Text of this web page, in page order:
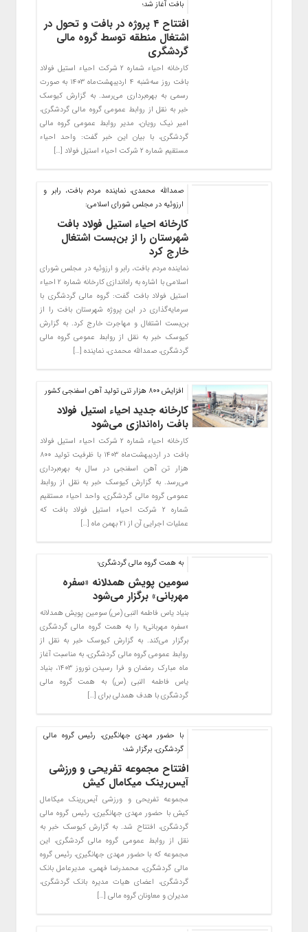
بافت آغاز شد؛
افتتاح ۴ پروژه در بافت و تحول در
اشتغال منطقه توسط گروه مالی
گردشگری
کارخانه احیاء شماره ۲ شرکت احیاء استیل فولاد
بافت روز سه‌شنبه ۴ اردیبهشت‌ماه ۱۴۰۳ به صورت
رسمی به بهره‌برداری می‌رسد. به گزارش کیوسک
خبر به نقل از روابط عمومی گروه مالی گردشگری،
امیر نیک رویان، مدیر روابط عمومی گروه مالی
گردشگری، با بیان این خبر گفت: واحد احیاء
مستقیم شماره ۲ شرکت احیاء استیل فولاد […]
صمدالله محمدی، نماینده مردم بافت، رابر و
ارزوئیه در مجلس شورای اسلامی:
کارخانه احیاء استیل فولاد بافت
شهرستان را از بن‌بست اشتغال
خارج کرد
نماینده مردم بافت، رابر و ارزوئیه در مجلس شورای
اسلامی با اشاره به راه‌اندازی کارخانه شماره ۲ احیاء
استیل فولاد بافت گفت: گروه مالی گردشگری با
سرمایه‌گذاری در این پروژه شهرستان بافت را از
بن‌بست اشتغال و مهاجرت خارج کرد. به گزارش
کیوسک خبر به نقل از روابط عمومی گروه مالی
گردشگری، صمدالله محمدی، نماینده […]
افزایش 800 هزار تنی تولید آهن اسفنجی کشور
کارخانه جدید احیاء استیل فولاد
بافت راه‌اندازی می‌شود
کارخانه احیاء شماره ۲ شرکت احیاء استیل فولاد
بافت در اردیبهشت‌ماه ۱۴۰۳ با ظرفیت تولید ۸۰۰
هزار تن آهن اسفنجی در سال به بهره‌برداری
می‌رسد. به گزارش کیوسک خبر به نقل از روابط
عمومی گروه مالی گردشگری، واحد احیاء مستقیم
شماره ۲ شرکت احیاء استیل فولاد بافت که
عملیات اجرایی آن از ۲۱ بهمن ماه […]
به همت گروه مالی گردشگری؛
سومین پویش همدلانه «سفره
مهربانی» برگزار می‌شود
بنیاد یاس فاطمه النبی (س) سومین پویش همدلانه
«سفره مهربانی» را به همت گروه مالی گردشگری
برگزار می‌کند. به گزارش کیوسک خبر به نقل از
روابط عمومی گروه مالی گردشگری، به مناسبت آغاز
ماه مبارک رمضان و فرا رسیدن نوروز ۱۴۰۳، بنیاد
یاس فاطمه النبی (س) به همت گروه مالی
گردشگری با هدف همدلی برای […]
با حضور مهدی جهانگیری، رئیس گروه مالی
گردشگری، برگزار شد؛
افتتاح مجموعه تفریحی و ورزشی
آیس‌رینک میکامال کیش
مجموعه تفریحی و ورزشی آیس‌رینک میکامال
کیش با حضور مهدی جهانگیری، رئیس گروه مالی
گردشگری، افتتاح شد. به گزارش کیوسک خبر به
نقل از روابط عمومی گروه مالی گردشگری، این
مجموعه که با حضور مهدی جهانگیری، رئیس گروه
مالی گردشگری، محمدرضا فهمی، مدیرعامل بانک
گردشگری، اعضای هیات مدیره بانک گردشگری،
مدیران و معاونان گروه مالی […]